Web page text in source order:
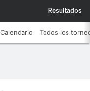
Resultados
Calendario Todos los